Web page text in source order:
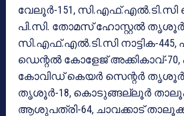
വേലൂർ-151, സി.എഫ്.എൽ.ടി.സി
പി.സി. തോമസ് ഹോസ്റ്റൽ തൃശൂർ-
സി.എഫ്.എൽ.ടി.സി നാട്ടിക-
ഡെന്റൽ കോളേജ് അക്കികാവ്-70,
കോവിഡ് കെയർ സെന്റർ തൃശൂർ-
തൃശൂർ-18, കൊടുങ്ങല്ലൂർ
ആശുപത്രി-64, ചാവക്കാട്